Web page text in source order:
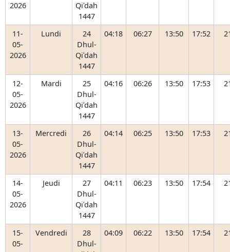
2026
Qiʿdah
1447
11-
05-
2026
Lundi
24
Dhul-
Qiʿdah
1447
04:18 06:27 13:50 17:52
12-
05-
2026
Mardi
25
Dhul-
Qiʿdah
1447
04:16 06:26 13:50 17:53
13-
05-
2026
Mercredi
26
Dhul-
Qiʿdah
1447
04:14 06:25 13:50 17:53
14-
05-
2026
Jeudi
27
Dhul-
Qiʿdah
1447
04:11 06:23 13:50 17:54
15-
05-
Vendredi
28
Dhul-
04:09 06:22 13:50 17:54